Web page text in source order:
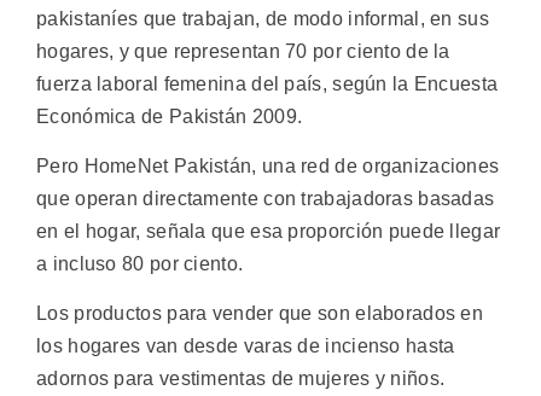
pakistaníes que trabajan, de modo informal, en sus
hogares, y que representan 70 por ciento de la
fuerza laboral femenina del país, según la Encuesta
Económica de Pakistán 2009.
Pero HomeNet Pakistán, una red de organizaciones
que operan directamente con trabajadoras basadas
en el hogar, señala que esa proporción puede llegar
a incluso 80 por ciento.
Los productos para vender que son elaborados en
los hogares van desde varas de incienso hasta
adornos para vestimentas de mujeres y niños.